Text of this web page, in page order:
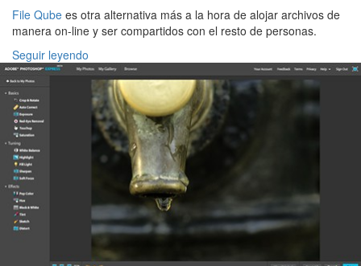
File Qube es otra alternativa más a la hora de alojar archivos de
manera on-line y ser compartidos con el resto de personas.
Seguir leyendo